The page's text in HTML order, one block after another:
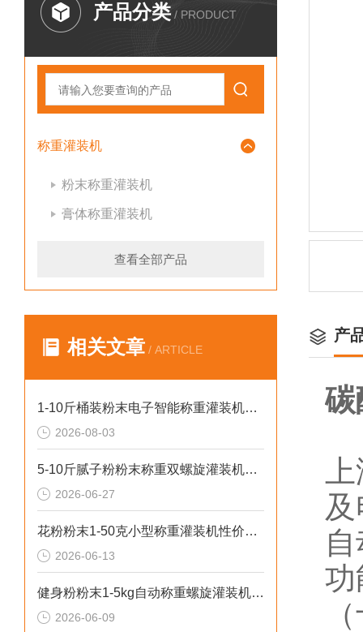
产品分类 / PRODUCT
称重灌装机
粉末称重灌装机
膏体称重灌装机
查看全部产品
相关文章 / ARTICLE
1-10斤桶装粉末电子智能称重灌装机介绍
2026-08-03
5-10斤腻子粉粉末称重双螺旋灌装机厂家生产
2026-06-27
花粉粉末1-50克小型称重灌装机性价比高
2026-06-13
健身粉粉末1-5kg自动称重螺旋灌装机操作安全
2026-06-09
产
碳
功